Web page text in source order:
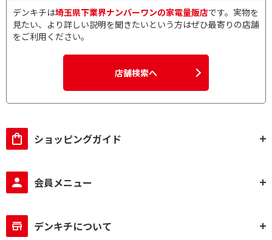
デンキチは埼玉県下業界ナンバーワンの家電量販店です。実物を
見たい、より詳しい説明を聞きたいという方はぜひ最寄りの店舗
をご利用ください。
店舗検索へ
ショッピングガイド
会員メニュー
デンキチについて